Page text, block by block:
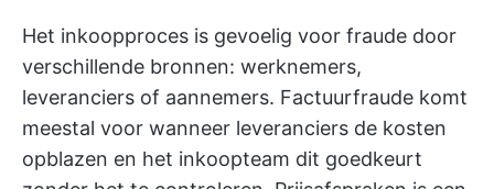
Het inkoopproces is gevoelig voor fraude door
verschillende bronnen: werknemers,
leveranciers of aannemers. Factuurfraude komt
meestal voor wanneer leveranciers de kosten
opblazen en het inkoopteam dit goedkeurt